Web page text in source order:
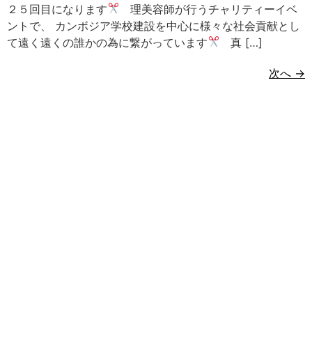
２５回目になります
理美容師が行うチャリティーイベ
ントで、 カンボジア学校建設を中心に様々な社会貢献とし
て遠く遠くの誰かの為に繋がっています
真 […]
次へ →